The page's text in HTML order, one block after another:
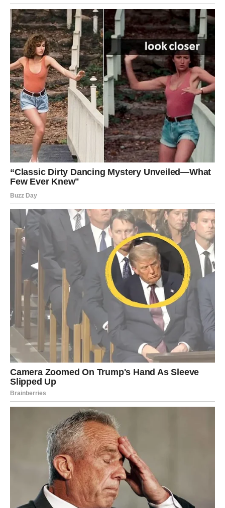
nedostatak energije,
osećaj da ih niko ne razume dovoljno duboko.
Mnogi su se povukli u sebe i čekali da „prođe“.
A sada i prolazi.
Šta dolazi Raku?
Za vas počinje faza zaštite i harmonije.
Prvo se smiruje ono unutrašnje: srce, misli, brige.
Zatim dolazi i spoljašnja stabilnost.
Rakova očekuje:
olakšanje u emotivnim odnosima,
povratak poverenja
mir u domu,
finansijska stabilizacija
prilika koja popravlja sliku budućnosti.
Univerzum vas sada štiti od svega što vam je donosilo
težinu.
Ljudi koji bi mogli da vas povrede udaljavaju se iz vašeg
života.
Situacije koje su vas pritiskale polako se rasipaju.
Rak ulazi u period u kome će konačno moći da diše punim
plućima i da se oseća sigurno — nešto što mu je
najpotrebnije.